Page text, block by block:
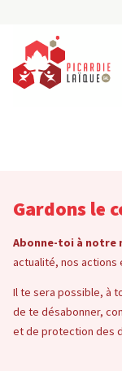
Gardons le
Abonne-toi à notre
actualité, nos
Il te sera possible, à
de te désabonner,
et de protection des